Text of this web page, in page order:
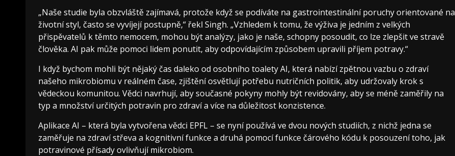
„Naše studie byla obzvláště zajímavá, protože když se podíváte na gastrointestinální poruchy orientované na
životní styl, často se vyvíjejí postupně,“ řekl Singh. „Vzhledem k tomu, že výživa je jedním z velkých
přispěvatelů k těmto nemocem, mohou být analýzy, jako je naše, schopny posoudit, co lze zlepšit ve stravě
člověka. AI pak může pomoci lidem ponutit, aby odpovídajícím způsobem upravili příjem potravy.“
I když bychom mohli být nějaký čas daleko od osobního toalety AI, která nabízí zpětnou vazbu o zdraví
našeho mikrobiomu v reálném čase, zjištění osvětlují potřebu nutričních politik, aby udržovaly krok s
vědeckou komunitou. Vědci navrhují, aby současné pokyny mohly být revidovány, aby se méně zaměřily na
typ a množství určitých potravin pro zdraví a více na důležitost konzistence.
Aplikace AI – která byla vytvořena vědci EPFL – se nyní používá ve dvou nových studiích, z nichž jedna se
zaměřuje na zdraví střeva a kognitivní funkce a druhá pomocí funkce čárového kódu k posouzení toho, jak
potravinové přísady ovlivňují mikrobiom.